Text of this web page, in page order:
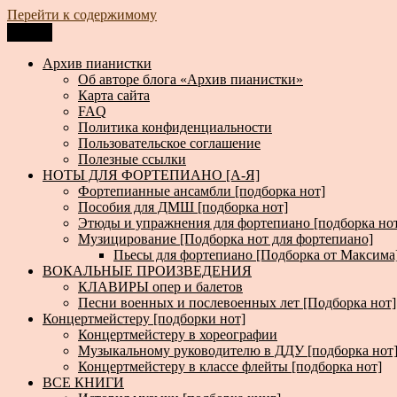
Перейти к содержимому
Архив пианистки
Всё для пианистов: ноты, книги, музыка, статьи…
Архив пианистки
Об авторе блога «Архив пианистки»
Карта сайта
FAQ
Политика конфиденциальности
Пользовательское соглашение
Полезные ссылки
НОТЫ ДЛЯ ФОРТЕПИАНО [А-Я]
Фортепианные ансамбли [подборка нот]
Пособия для ДМШ [подборка нот]
Этюды и упражнения для фортепиано [подборка
Музицирование [Подборка нот для фортепиано]
Пьесы для фортепиано [Подборка от
ВОКАЛЬНЫЕ ПРОИЗВЕДЕНИЯ
КЛАВИРЫ опер и балетов
Песни военных и послевоенных лет [Подборка нот]
Концертмейстеру [подборки нот]
Концертмейстеру в хореографии
Музыкальному руководителю в ДДУ [подборка нот]
Концертмейстеру в классе флейты [подборка нот]
ВСЕ КНИГИ